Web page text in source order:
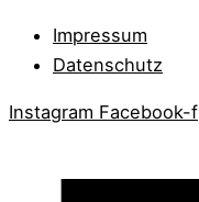
Impressum
Datenschutz
Instagram Facebook-f